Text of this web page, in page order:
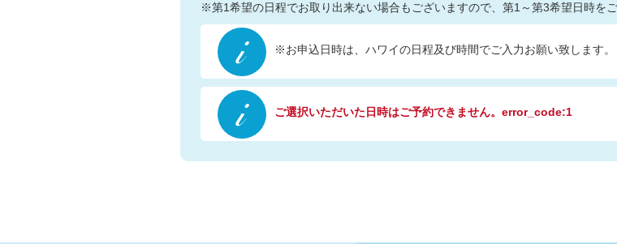
※第1希望の日程でお取り出来ない場合もございますので、第1～第3希望日時をご
※お申込日時は、ハワイの日程及び時間でご入力お願い致します。
ご選択いただいた日時はご予約できません。error_code:1